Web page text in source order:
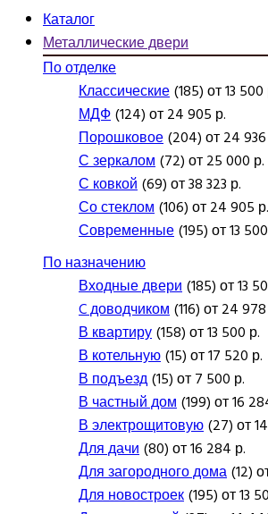
Каталог
Металлические двери
По отделке
Классические(185) от 13 500
МДФ(124) от 24 905 р.
Порошковое(204) от 24
С зеркалом(72) от 25 000 р.
С ковкой(69) от 38 323 р.
Со стеклом(106) от 24 905 р.
Современные(195) от 13
По назначению
Входные двери(185) от 13
C доводчиком(116) от 24
В квартиру(158) от 13 500 р.
В котельную(15) от 17 520 р.
В подъезд(15) от 7 500 р.
В частный дом(199) от 16
В электрощитовую(27) от
Для дачи(80) от 16 284 р.
Для загородного дома(12)
Для новостроек(195) от 13